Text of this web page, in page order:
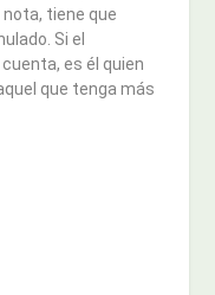
tiene que
Si el
es él quien
que tenga más